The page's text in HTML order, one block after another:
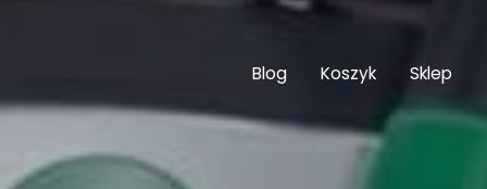
Blog Koszyk Sklep